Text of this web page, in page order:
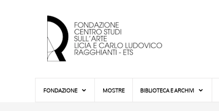
FONDAZIONE MOSTRE BIBLIOTECA E ARCHIVI